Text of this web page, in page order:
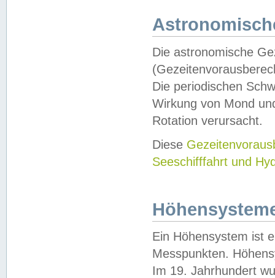
Die astronomische
Die periodischen
Wirkung von Mond
Rotation verursacht.
Diese
Seeschifffahrt und
Ein Höhensystem ist
Messpunkten.
Im 19. Jahrhundert